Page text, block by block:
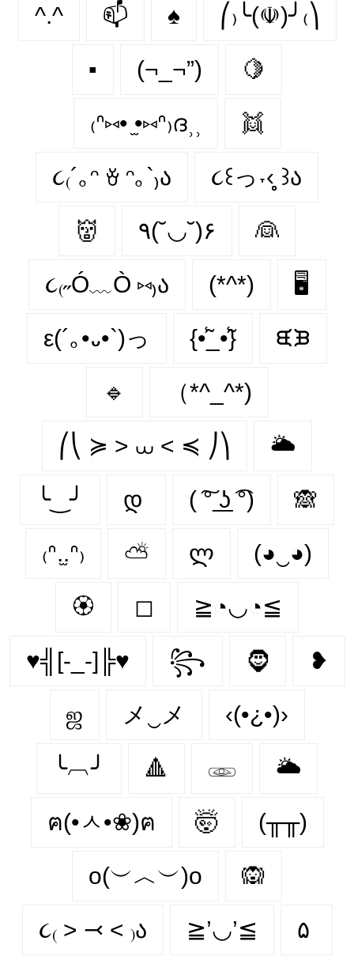
^.^ 📫 ♠️ ⎛₎╰(☫)╯₍⎞
▪️ (¬_¬”) 🍋‍
₍ᐢ⑅• ̫•⑅ᐢ₎ദ⸒⸒ 👯
૮₍´｡ᵔ ꈊ ᵔ｡`₎ა ૮꒰っ˕‹̥̥̥ ꒱ა
👹 ٩(˘◡˘)۶ 👰
૮₍˶Ó﹏Ò ⑅₎ა (*^*) 🖥️
ε(´｡•᎑•`)っ {•̃̾_•̃̾} ᙙᙖ
🔹 （*^_^*)
⎛⎝ ≽ > ⩊ < ≼ ⎠⎞ 🌥
╰‿╯ დ ( ͠° ͟ʖ ͡°) 🙈
₍ᐢ.̫.ᐢ₎ ⛅ ლ (◕‿◕)
🏵 ◻ ≧◔◡◔≦
♥╣[-_-]╠♥ ꧂ 🧔‍ ❥
ஜ メ‿メ ‹(•¿•)›
╰︹╯ 🔺 𓁾 🌥️
ฅ(•ㅅ•❀)ฅ 🤯 (╥╥)
o(︶︿︶)o 🙉
૮₍ ˃ ⤙ ˂ ₎ა ≧’◡’≦ ۵